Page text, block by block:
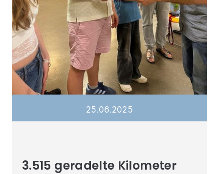
25.06.2025
3.515 geradelte Kilometer